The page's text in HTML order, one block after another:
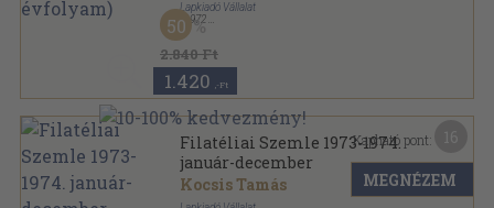
Lapkiadó Vállalat
, 1972
Tűzött kötés
Filatéliai Szemle sorozat
2.840 Ft
50
1.420 ,-Ft
Filatéliai Szemle 1973-1974.
január-december
Kocsis Tamás
Kapható pont:
MEGNÉZEM